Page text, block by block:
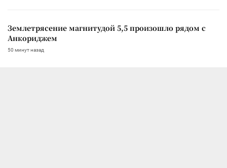
Землетрясение магнитудой 5,5 произошло рядом с
Анкориджем
50 минут назад